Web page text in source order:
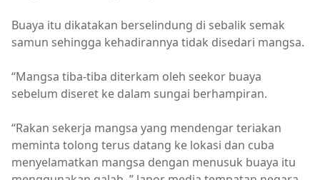
Buaya itu dikatakan berselindung di sebalik semak
samun sehingga kehadirannya tidak disedari mangsa.
“Mangsa tiba-tiba diterkam oleh seekor buaya
sebelum diseret ke dalam sungai berhampiran.
“Rakan sekerja mangsa yang mendengar teriakan
meminta tolong terus datang ke lokasi dan cuba
menyelamatkan mangsa dengan menusuk buaya itu